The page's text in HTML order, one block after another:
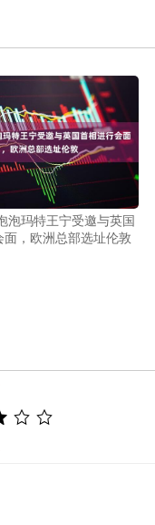
泡玛特王宁受邀与英国
，欧洲总部选址伦敦